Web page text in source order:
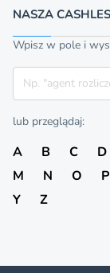
NASZA
Wpisz w pole i
Szukaj
lub przeglądaj:
A B C D
M
N O P
Y
Z